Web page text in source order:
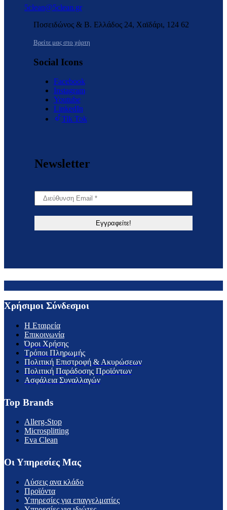
5clean@5clean.gr
Ποσειδώνος & Β. Ελλάδος 24, Χαϊδάρι, 124 62
Βρείτε μας στο χάρτη
Social Icons
Facebook
Instagram
Youtube
LinkedIn
Tik Tok
Newsletter
Χρήσιμοι Σύνδεσμοι
H Εταιρεία
Επικοινωνία
Όροι Χρήσης
Τρόποι Πληρωμής
Πολιτική Επιστροφή & Ακυρώσεων
Πολιτική Παράδοσης Προϊόντων
Ασφάλεια Συναλλαγών
Top Brands
Allerg-Stop
Microsplitting
Eva Clean
Οι Υπηρεσίες Μας
Λύσεις ανα κλάδο
Προϊόντα
Υπηρεσίες για επαγγελματίες